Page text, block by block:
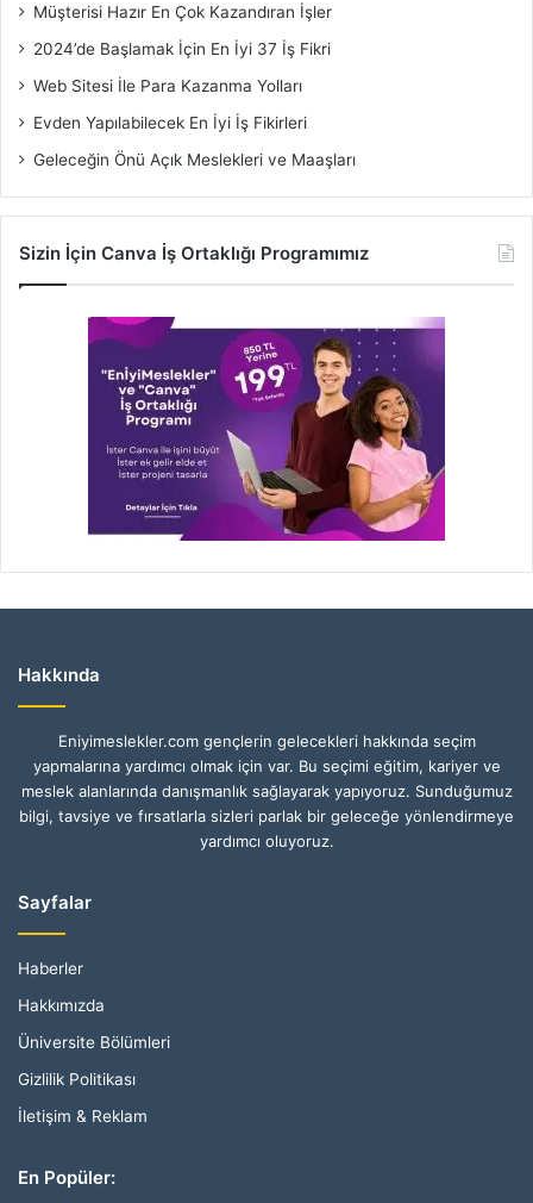
Müşterisi Hazır En Çok Kazandıran İşler
2024’de Başlamak İçin En İyi 37 İş Fikri
Web Sitesi İle Para Kazanma Yolları
Evden Yapılabilecek En İyi İş Fikirleri
Geleceğin Önü Açık Meslekleri ve Maaşları
Sizin İçin Canva İş Ortaklığı Programımız
Hakkında
Eniyimeslekler.com gençlerin gelecekleri hakkında seçim
yapmalarına yardımcı olmak için var. Bu seçimi eğitim, kariyer ve
meslek alanlarında danışmanlık sağlayarak yapıyoruz. Sunduğumuz
bilgi, tavsiye ve fırsatlarla sizleri parlak bir geleceğe yönlendirmeye
yardımcı oluyoruz.
Sayfalar
Haberler
Hakkımızda
Üniversite Bölümleri
Gizlilik Politikası
İletişim & Reklam
En Popüler: